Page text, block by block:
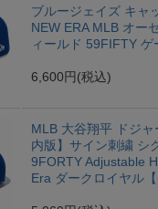
ブルージェイズ キャ
NEW ERA MLB オー
ィールド 59FIFTY ゲ
6,600円 (税込)
MLB 大谷翔平 ドジ
内版】サイン刺繍 シ
9FORTY Adjustable
Era ダークロイヤル【